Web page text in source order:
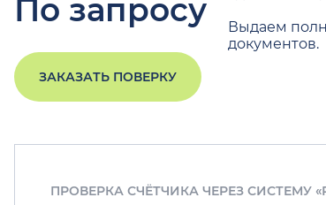
По запросу
Выдаем
документов.
ЗАКАЗАТЬ ПОВЕРКУ
ПРОВЕРКА СЧЁТЧИКА ЧЕРЕЗ СИСТЕМУ